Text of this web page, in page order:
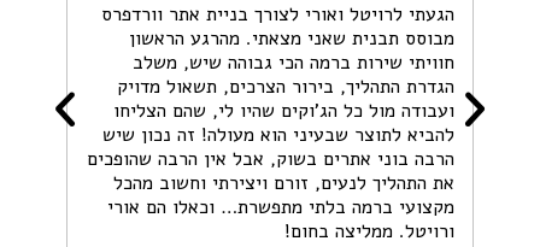
הגעתי לרויטל ואורי לצורך בניית אתר וורדפרס
מבוסס תבנית שאני מצאתי. מהרגע הראשון
חוויתי שירות ברמה הכי גבוהה שיש, משלב
הגדרת התהליך, בירור הצרכים, תשאול מדויק
ועבודה מול כל הג’וקים שהיו לי, שהם הצליחו
להביא לתוצר שבעיני הוא מעולה! זה נכון שיש
הרבה בוני אתרים בשוק, אבל אין הרבה שהופכים
את התהליך לנעים, זורם ויצירתי וחשוב מהכל
מקצועי ברמה בלתי מתפשרת… וכאלו הם אורי
ורויטל. ממליצה בחום!